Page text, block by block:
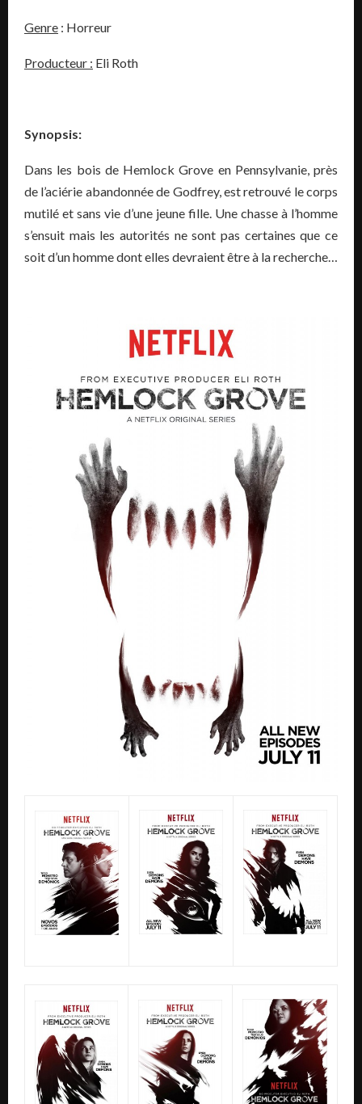
Genre : Horreur
Producteur : Eli Roth
Synopsis:
Dans les bois de Hemlock Grove en Pennsylvanie, près
de l’aciérie abandonnée de Godfrey, est retrouvé le corps
mutilé et sans vie d’une jeune fille. Une chasse à l’homme
s’ensuit mais les autorités ne sont pas certaines que ce
soit d’un homme dont elles devraient être à la recherche…